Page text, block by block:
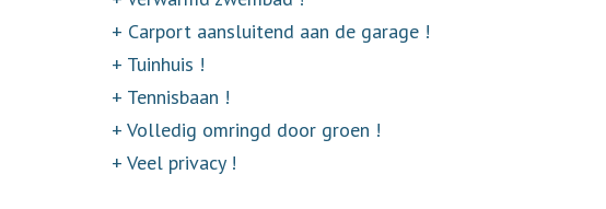
+ Carport aansluitend aan de garage !
+ Tuinhuis !
+ Tennisbaan !
+ Volledig omringd door groen !
+ Veel privacy !